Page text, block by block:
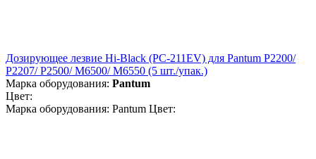
Дозирующее лезвие Hi-Black (PC-211EV) для Pantum P2200/
P2207/ P2500/ M6500/ M6550 (5 шт./упак.)
Марка оборудования: Pantum
Цвет:
Марка оборудования: Pantum Цвет: